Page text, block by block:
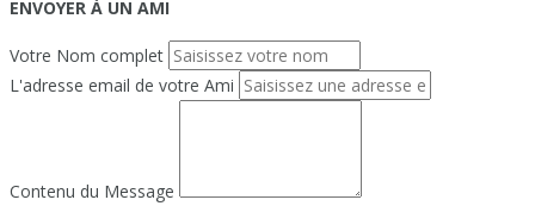
ENVOYER À UN AMI
Votre Nom complet
L'adresse email de votre Ami
Contenu du Message